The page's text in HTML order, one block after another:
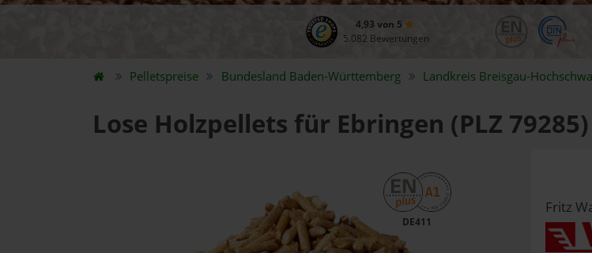
4,93 von 5
5.082 Bewertungen
Pelletspreise Bundesland Baden-Württemberg Landkreis Breisgau-
Lose Holzpellets für Ebringen (PLZ 79285)
DE411
Fritz